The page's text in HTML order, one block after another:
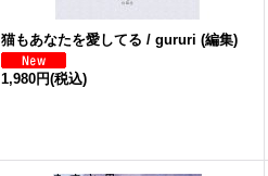
猫もあなたを愛してる / gururi (編集)
1,980円(税込)